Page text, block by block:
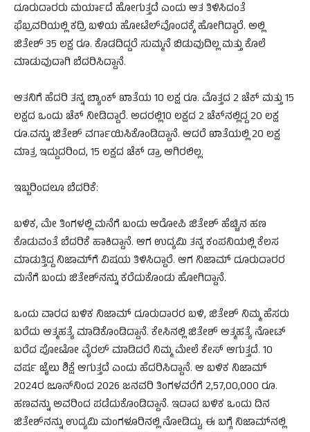
ದೂರುದಾರರು ಮರ್ಯಾದೆ ಹೋಗುತ್ತದೆ ಎಂದು ಆತ ತಿಳಿಸಿದಂತೆ
ಫೆಬ್ರವರಿಯಲ್ಲಿ ಕದ್ರಿ ಬಳಿಯ ಹೋಟೆಲ್​ವೊಂದಕ್ಕೆ ಹೋಗಿದ್ದಾರೆ. ಅಲ್ಲಿ
ಜಿತೇಶ್ 35 ಲಕ್ಷ ರೂ. ಕೊಡದಿದ್ದರೆ ಸುಮ್ಮನೆ ಬಿಡುವುದಿಲ್ಲ ಮತ್ತು ಕೊಲೆ
ಮಾಡುವುದಾಗಿ ಬೆದರಿಸಿದ್ದಾನೆ.
ಆತನಿಗೆ ಹೆದರಿ ತನ್ನ ಬ್ಯಾಂಕ್ ಖಾತೆಯ 10 ಲಕ್ಷ ರೂ. ಮೊತ್ತದ 2 ಚೆಕ್ ಮತ್ತು 15
ಲಕ್ಷದ ಒಂದು ಚೆಕ್ ನೀಡಿದ್ದಾರೆ. ಅದರಲ್ಲಿ10 ಲಕ್ಷದ 2 ಚೆಕ್‌ನಲ್ಲಿದ್ದ 20 ಲಕ್ಷ
ರೂ.ವನ್ನು ಜಿತೇಶ್ ವರ್ಗಾಯಿಸಿಕೊಂಡಿದ್ದಾನೆ. ಆದರೆ ಖಾತೆಯಲ್ಲಿ 20 ಲಕ್ಷ
ಮಾತ್ರ ಇದ್ದುದರಿಂದ, 15 ಲಕ್ಷದ ಚೆಕ್ ಡ್ರಾ ಆಗಿರಲಿಲ್ಲ.
ಇಬ್ಬರಿಂದಲೂ ಬೆದರಿಕೆ:
ಬಳಿಕ, ಮೇ ತಿಂಗಳಲ್ಲಿ ಮನೆಗೆ ಬಂದು ಆರೋಪಿ ಜಿತೇಶ್ ಹೆಚ್ಚಿನ ಹಣ
ಕೊಡುವಂತೆ ಬೆದರಿಕೆ ಹಾಕಿದ್ದಾನೆ. ಆಗ ಉದ್ಯಮಿ ತನ್ನ ಕಂಪನಿಯಲ್ಲಿ ಕೆಲಸ
ಮಾಡುತ್ತಿದ್ದ ನಿಜಾಮ್​​ಗೆ ವಿಷಯ ತಿಳಿಸಿದ್ದಾರೆ. ಆಗ ನಿಜಾಮ್​​ ದೂರುದಾರರ
ಮನೆಗೆ ಬಂದು ಜಿತೇಶ್​ನನ್ನು ಕರೆದುಕೊಂಡು ಹೋಗಿದ್ದಾನೆ.
ಒಂದು ವಾರದ ಬಳಿಕ ನಿಜಾಮ್​ ದೂರುದಾರರ ಬಳಿ, ಜಿತೇಶ್ ನಿಮ್ಮ ಹೆಸರು
ಬರೆದು ಆತ್ಮಹತ್ಯೆ ಮಾಡಿಕೊಂಡಿದ್ದಾನೆ. ಕೇಸಿನಲ್ಲಿ ಜಿತೇಶ್ ಆತ್ಮಹತ್ಯೆ ನೋಟ್
ಬರೆದ ಪೋಟೋ ವೈರಲ್ ಮಾಡಿದರೆ ನಿಮ್ಮ ಮೇಲೆ ಕೇಸ್ ಆಗುತ್ತದೆ. 10
ವರ್ಷ ಜೈಲು ಶಿಕ್ಷೆ ಆಗುತ್ತದೆ ಎಂದು ಹೆದರಿಸಿದ್ದಾನೆ. ಆ ಬಳಿಕ ನಿಜಾಮ್​
2024ರ ಜೂನ್‌ನಿಂದ 2026 ಜನವರಿ ತಿಂಗಳವರೆಗೆ 2,57,00,000 ರೂ.
ಹಣವನ್ನು ಅವರಿಂದ ಪಡೆದುಕೊಂಡಿದ್ದಾನೆ. ಇದಾದ ಬಳಿಕ ಒಂದು ದಿನ
ಜಿತೇಶ್‌ನನ್ನು ಉದ್ಯಮಿ ಮಂಗಳೂರಿನಲ್ಲಿ ನೋಡಿದ್ದು, ಈ ಬಗ್ಗೆ ನಿಜಾಮ್​ನಲ್ಲಿ